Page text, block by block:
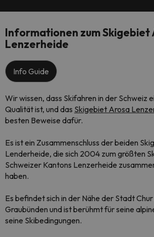
Informationen zum Skigebiet
Lenzerheide
Info Guide
Wir wissen, dass Skifahren in der Schweiz
Qualität ist, und das Skigebiet Arosa
besten Beweise dafür.
Es ist ein Zusammenschluss der beiden
Lenderheide, die sich 2004 zum größten
Schweizer Kantons Lenzerheide
haben.
Es befindet sich in der Nähe der Stadt
Graubünden und ist berühmt für seine
seine Skibedingungen.